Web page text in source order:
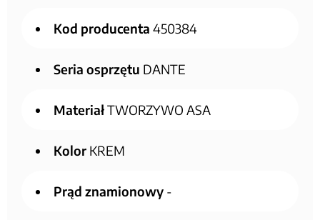
Kod producenta 450384
Seria osprzętu DANTE
MateriałTWORZYWO ASA
Kolor KREM
Prąd znamionowy -